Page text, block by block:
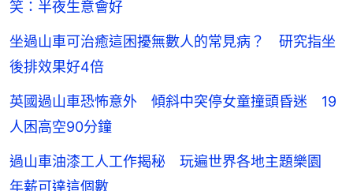
笑：半夜生意會好
坐過山車可治癒這困擾無數人的常見病？ 研究指坐
後排效果好4倍
英國過山車恐怖意外 傾斜中突停女童撞頭昏迷 19
人困高空90分鐘
過山車油漆工人工作揭秘 玩遍世界各地主題樂園
年薪可達這個數